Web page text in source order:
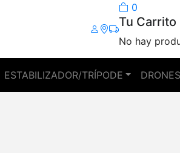
0
Tu Carrito
No hay
ESTABILIZADOR/TRÍPODE DRONES